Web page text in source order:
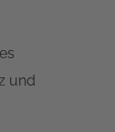
und